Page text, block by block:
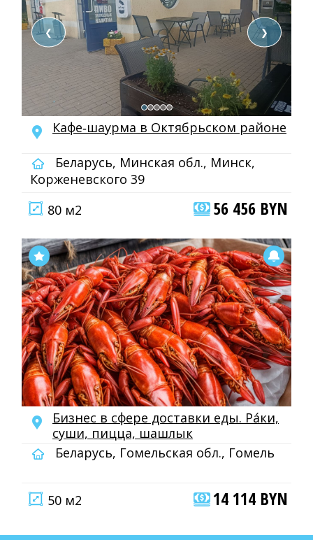
❮ ❯
Кафе‑шаурма в Октябрьском районе
Беларусь, Минская обл., Минск,
Корженевского 39
80 м2
56 456 BYN
Бизнес в сфере доставки еды. Ра́ки,
суши, пицца, шашлык
Беларусь, Гомельская обл., Гомель
50 м2 14 114 BYN